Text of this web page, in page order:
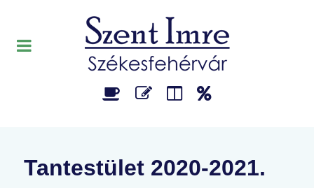
Tantestület 2020-2021.